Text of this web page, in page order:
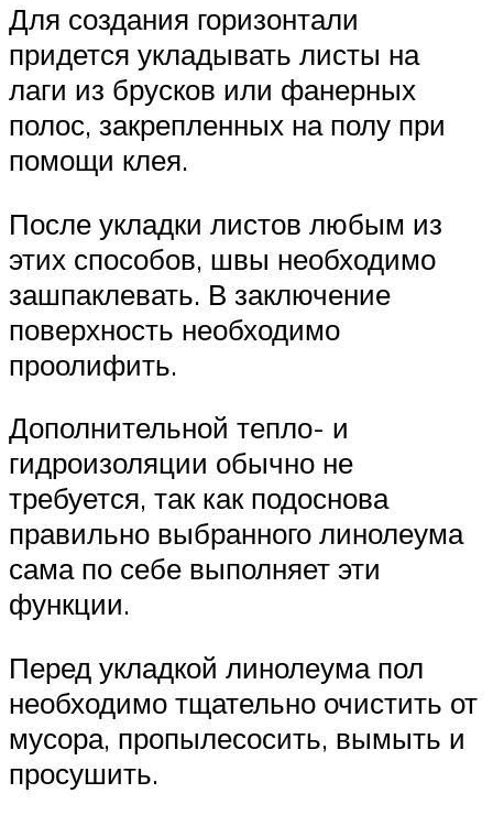
Для создания горизонтали
придется укладывать листы на
лаги из брусков или фанерных
полос, закрепленных на полу при
помощи клея.
После укладки листов любым из
этих способов, швы необходимо
зашпаклевать. В заключение
поверхность необходимо
проолифить.
Дополнительной тепло- и
гидроизоляции обычно не
требуется, так как подоснова
правильно выбранного линолеума
сама по себе выполняет эти
функции.
Перед укладкой линолеума пол
необходимо тщательно очистить от
мусора, пропылесосить, вымыть и
просушить.